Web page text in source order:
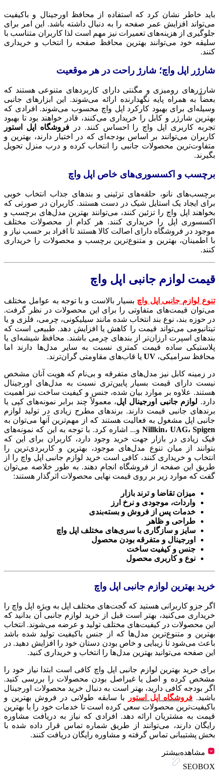
باید خاطر نشان کرد که استفاده از محافظ اورجینال و باکیفیت
می‌تواند افزایش عمر صفحه را به دنبال داشته باشد. این امر برای
جلوگیری از هزینه‌های تعمیرات نیز مهم است لذا کاربران متناسب با
سلیقه خود می‌توانند بهترین محافظ صفحه را انتخاب و خریداری
کنند.
شارژر اپل واچ؛ شارژ راحت در هر موقعیت
شارژرهای رومیزی و مگنتی دارای کاربردهای متنوعی هستند که
بعضاً به همراه پایه نگهدارنده ارائه می‌شوند. این ابزارهای جانبی
وسیله‌ای برای بهبود کارکرد اپل واچ محسوب می‌شوند. افرادی که
بهترین شارژر و کابل را خریداری می‌کنند، قادر خواهند بود تا بهبود
تجربه کاربری اپل واچ را احساس کنند. درفروشگاه اپل استور
کاربران می‌توانند بر اساس بودجه‌ای که در اختیار دارند، بهترین و
متفاوت‌ترین محصولات جانبی را انتخاب کرده و درب منزل تحویل
بگیرند.
برچسب و اکسسوری‌های خاص اپل واچ
برچسب‌های نانو، حلقه‌های تزئینی و بندهای جذاب انتخاب خوبی
برای ایجاد یک استایل شیک در دست هستند. کاربران در صورتی که
بخواهند اپل واچ را تزئین کنند، می‌توانند بهترین مدل‌های برچسب و
اکسسوری اپل را خریداری کنند. هر کدام از محصولات مختلف
موجود در فروشگاه دارای اصالت کالا هستند تا افراد بر حسب نیاز و
با اطمینان، بهترین و متنوع‌ترین برچسب و محصولات را خریداری
کنند.
قیمت لوازم جانبی اپل واچ
تنوع لوازم جانبی اپل واچ بسیار بالاست و با توجه به عوامل مختلف
می‌توان قیمت‌های متفاوتی را برای این محصولات در نظر گرفت.
در حوزه بند، نوع بند انتخاب شده مانند سیلیکونی، چرمی، فلزی و یا
تیتانیومی می‌تواند قیمت را کاهش یا افزایش دهد. طبیعی است که
بندهای اسپرت ارزان‌تر از بندهای چرمی باشند. محافظ شیشه‌ای یا
پلاستیکی ساده قیمت کمتری نسبت به سایر مدل‌ها دارند اما
محافظ سرامیکی، UV یا قاب‌های مقاومتی گران‌ترند.
در زمینه کابل نیز مدل‌های متفرقه و بی‌نام که هویت آنان مشخص
نیست دارای قیمت بسیار پایین‌تری نسبت به مدل‌های اورجینال
هستند. علاوه بر موارد بیان شده، جنس و کیفیت ساخت نیز اهمیت
دارد. لوازم جانبی اورجینال اپل، معمولاً چند برابر نمونه‌های کپی یا
برندهای جانبی قیمت دارند. برندهای مطرح زیادی در تولید لوازم
جانبی اپل مشغول به فعالیت هستند که از مهم‌ترین آنها می‌توان به
Nillkin، UAG، Spigenو... اشاره کرد. با توجه به این که نمونه‌های
فیک زیادی در بازار جهت خرید وجود دارد، کاربران برای این که
بتوانند از میان تنوع مدل‌های موجود، بهترین و کاربردی‌ترین را
انتخاب و خریداری کنند، کافی است خرید لوازم جانبی اپل واچ را از
طریق این صفحه از فروشگاه انجام دهند. به طور خلاصه می‌توان
گفت که موارد زیر بر روی قیمت نهایی محصولات اثرگذار هستند:
میزان تقاضا و ترند بازار
واردات، موجودی و نرخ ارز
خدمات پس از فروش و بسته‌بندی
طراحی و ظاهر
سایز و سازگاری با سری‌های مختلف اپل واچ
اورجینال و متفرقه بودن محصول
جنس و کیفیت ساخت
نوع و کاربری محصول
خرید بهترین لوازم جانبی اپل واچ
اگر جزو کاربرانی هستید که گجت‌های مختلف اپل به ویژه اپل واچ را
خریداری می‌کنید، بهتر است قبل از خرید لوازم جانبی آن بدانید که
این محصولات در کیفیت‌های مختلف تولید و عرضه می‌شوند. انتخاب
بهترین و متنوع‌ترین مدل‌ها که از جنس باکیفیت تولید شده باشد
باعث می‌شود تا زیبایی و خاص بودن دستان خود را افزایش دهید. در
این صفحه می‌توانید بهترین مدل‌ها را انتخاب و خریداری کنید.
برای خرید بهترین لوازم جانبی اپل واچ کافی است ابتدا نیاز خود را
مشخص کرده و اصل یا غیراصل بودن محصولات را بررسی کنید.
اگر بودجه کافی دارید، بهتر است به دنبال خرید محصولات اورجینال
باشید.فروشگاه اپل استور
با سابقه طولانی در فروش بهترین و
باکیفیت‌ترین محصولات سعی کرده است تا خدمات خود را با بهترین
قیمت به مشتریان ارائه دهد. افرادی که نیاز به دریافت مشاوره
رایگان دارند، می‌توانند از طریق شماره تماس قرار داده شده با
بخش پشتیبانی تماس گرفته و مشاوره رایگان دریافت کنند.
مشاهده‌بیشتر
SEOBOX